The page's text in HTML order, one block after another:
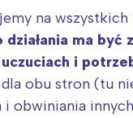
na
ma
i
obu stron (tu
i obwiniania